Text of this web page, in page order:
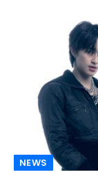
NEWS